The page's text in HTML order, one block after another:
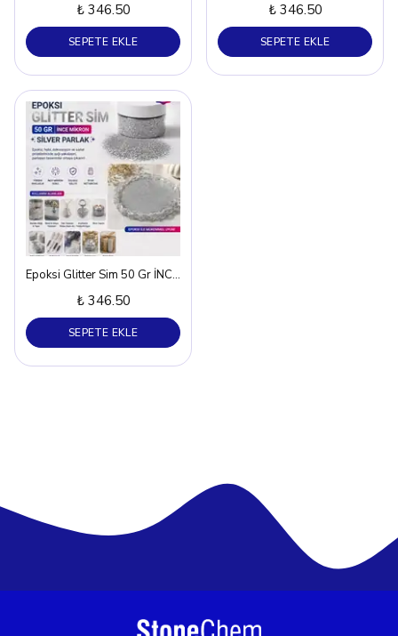
₺ 346.50
SEPETE EKLE
₺ 346.50
SEPETE EKLE
Epoksi Glitter Sim 50 Gr İNCE MİKRON SİLVER PARLAK
₺ 346.50
SEPETE EKLE